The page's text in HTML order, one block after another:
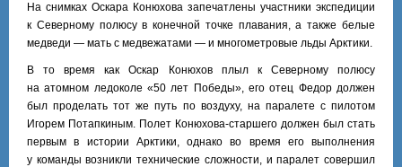
На снимках Оскара Конюхова запечатлены участники экспедиции
к Северному полюсу в конечной точке плавания, а также белые
медведи — мать с медвежатами — и многометровые льды Арктики.
В то время как Оскар Конюхов плыл к Северному полюсу
на атомном ледоколе «50 лет Победы», его отец Федор должен
был проделать тот же путь по воздуху, на паралете с пилотом
Игорем Потапкиным. Полет Конюхова-старшего должен был стать
первым в истории Арктики, однако во время его выполнения
у команды возникли технические сложности, и паралет совершил